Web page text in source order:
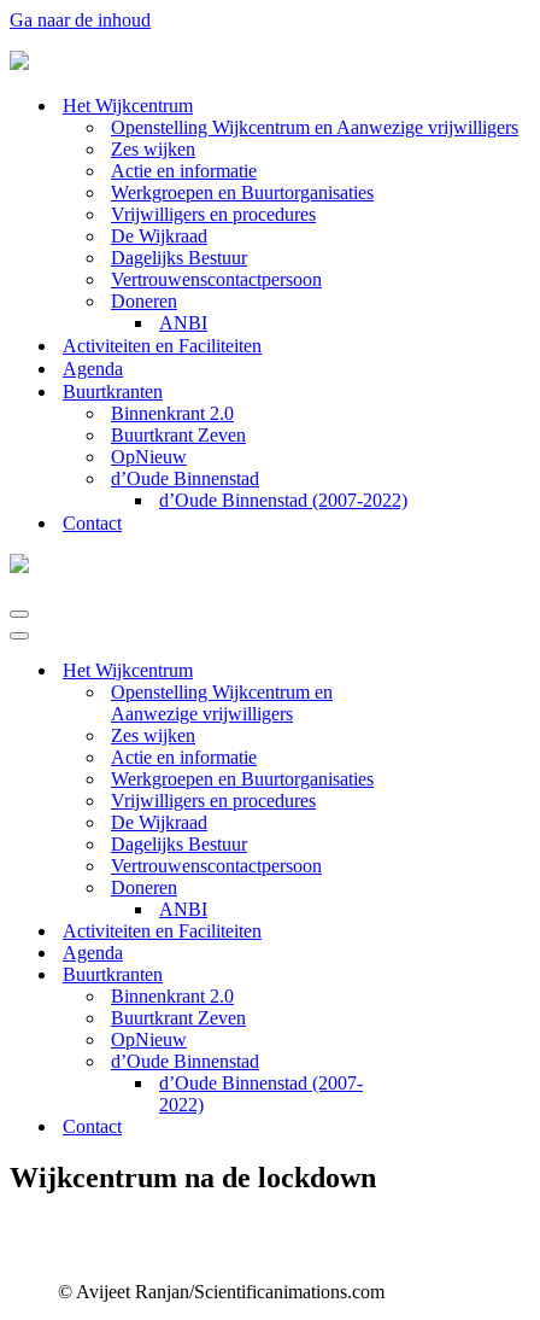
Ga naar de inhoud
Het Wijkcentrum
Openstelling Wijkcentrum en Aanwezige vrijwilligers
Zes wijken
Actie en informatie
Werkgroepen en Buurtorganisaties
Vrijwilligers en procedures
De Wijkraad
Dagelijks Bestuur
Vertrouwenscontactpersoon
Doneren
ANBI
Activiteiten en Faciliteiten
Agenda
Buurtkranten
Binnenkrant 2.0
Buurtkrant Zeven
OpNieuw
d’Oude Binnenstad
d’Oude Binnenstad (2007-2022)
Contact
Navigatie
Menu
Navigatie
Het Wijkcentrum
Openstelling Wijkcentrum en
Aanwezige vrijwilligers
Zes wijken
Actie en informatie
Werkgroepen en Buurtorganisaties
Vrijwilligers en procedures
De Wijkraad
Dagelijks Bestuur
Vertrouwenscontactpersoon
Doneren
ANBI
Activiteiten en Faciliteiten
Agenda
Buurtkranten
Binnenkrant 2.0
Buurtkrant Zeven
OpNieuw
d’Oude Binnenstad
d’Oude Binnenstad (2007-
2022)
Contact
Wijkcentrum na de lockdown
© Avijeet Ranjan/Scientificanimations.com